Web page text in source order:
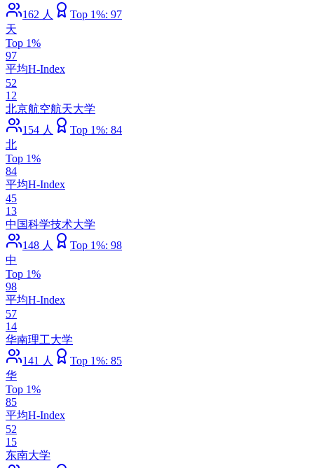
162 人 Top 1%: 97
天
Top 1%
97
平均H-Index
52
12
北京航空航天大学
154 人 Top 1%: 84
北
Top 1%
84
平均H-Index
45
13
中国科学技术大学
148 人 Top 1%: 98
中
Top 1%
98
平均H-Index
57
14
华南理工大学
141 人 Top 1%: 85
华
Top 1%
85
平均H-Index
52
15
东南大学